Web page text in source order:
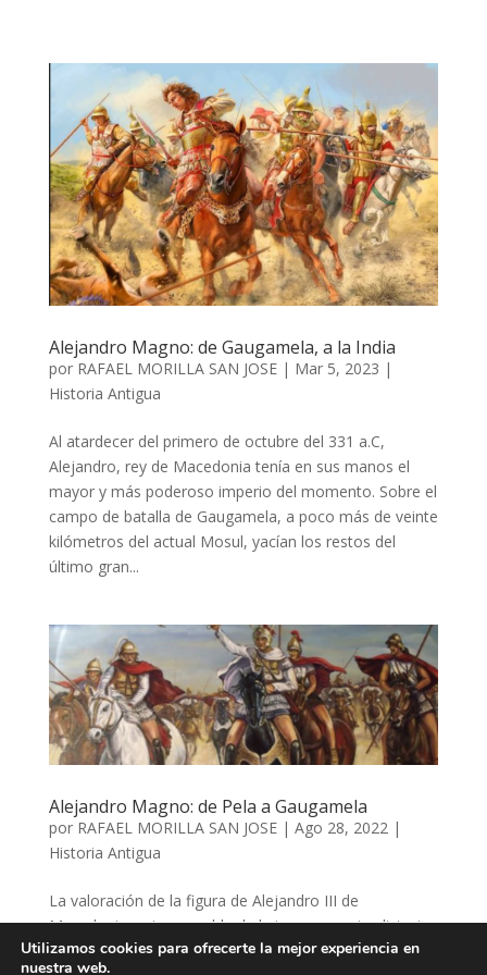
Alejandro Magno: de Gaugamela, a la India
por RAFAEL MORILLA SAN JOSE| Mar 5, 2023 |
Historia Antigua
Al atardecer del primero de octubre del 331 a.C,
Alejandro, rey de Macedonia tenía en sus manos el
mayor y más poderoso imperio del momento. Sobre el
campo de batalla de Gaugamela, a poco más de veinte
kilómetros del actual Mosul, yacían los restos del
último gran...
Alejandro Magno: de Pela a Gaugamela
por RAFAEL MORILLA SAN JOSE| Ago 28, 2022|
Historia Antigua
La valoración de la figura de Alejandro III de
Macedonia es inseparable de la imagen contradictoria
que las fuentes antiguas nos han transmitido, la
Utilizamos cookies para ofrecerte la mejor experiencia en
nuestra web.